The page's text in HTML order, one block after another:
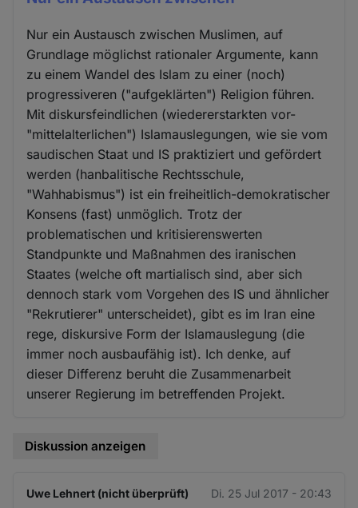
Nur ein Austausch zwischen Muslimen, auf
Grundlage möglichst rationaler Argumente, kann
zu einem Wandel des Islam zu einer (noch)
progressiveren ("aufgeklärten") Religion führen.
Mit diskursfeindlichen (wiedererstarkten vor-
"mittelalterlichen") Islamauslegungen, wie sie vom
saudischen Staat und IS praktiziert und gefördert
werden (hanbalitische Rechtsschule,
"Wahhabismus") ist ein freiheitlich-demokratischer
Konsens (fast) unmöglich. Trotz der
problematischen und kritisierenswerten
Standpunkte und Maßnahmen des iranischen
Staates (welche oft martialisch sind, aber sich
dennoch stark vom Vorgehen des IS und ähnlicher
"Rekrutierer" unterscheidet), gibt es im Iran eine
rege, diskursive Form der Islamauslegung (die
immer noch ausbaufähig ist). Ich denke, auf
dieser Differenz beruht die Zusammenarbeit
unserer Regierung im betreffenden Projekt.
Diskussion anzeigen
Uwe Lehnert (nicht überprüft) Di. 25 Jul 2017 - 20:43